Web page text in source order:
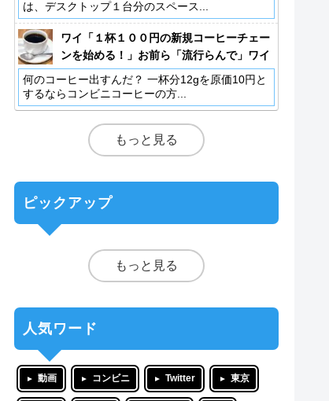
は、デスクトップ１台分のスペース...
ワイ「１杯１００円の新規コーヒーチェー
ンを始める！」お前ら「流行らんで」ワイ
「事業計画書（スッ」
何のコーヒー出すんだ？ 一杯分12gを原価10円と
するならコンビニコーヒーの方...
もっと見る
ピックアップ
もっと見る
人気ワード
動画 コンビニ Twitter 東京